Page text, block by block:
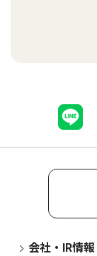
会社・IR情報